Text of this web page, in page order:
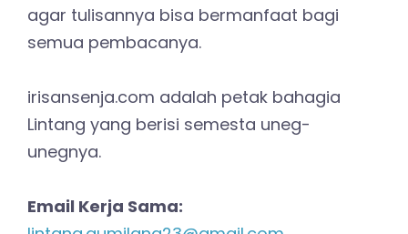
agar tulisannya bisa bermanfaat bagi
semua pembacanya.
irisansenja.com adalah petak bahagia
Lintang yang berisi semesta uneg-
unegnya.
Email Kerja Sama: